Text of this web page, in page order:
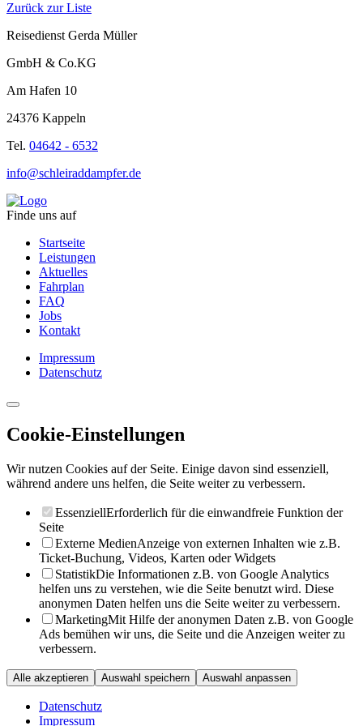
Zurück zur Liste
Reisedienst Gerda Müller
GmbH & Co.KG
Am Hafen 10
24376 Kappeln
Tel. 04642 - 6532
info@schleiraddampfer.de
Finde uns auf
Startseite
Leistungen
Aktuelles
Fahrplan
FAQ
Jobs
Kontakt
Impressum
Datenschutz
Cookie-Einstellungen
Wir nutzen Cookies auf der Seite. Einige davon sind essenziell,
während andere uns helfen, die Seite weiter zu verbessern.
EssenziellErforderlich für die einwandfreie Funktion der
Seite
Externe MedienAnzeige von externen Inhalten wie z.B.
Ticket-Buchung, Videos, Karten oder Widgets
StatistikDie Informationen z.B. von Google Analytics
helfen uns zu verstehen, wie die Seite benutzt wird. Diese
anonymen Daten helfen uns die Seite weiter zu verbessern.
MarketingMit Hilfe der anonymen Daten z.B. von Google
Ads bemühen wir uns, die Seite und die Anzeigen weiter zu
verbessern.
Alle akzeptieren Auswahl speichern Auswahl anpassen
Datenschutz
Impressum